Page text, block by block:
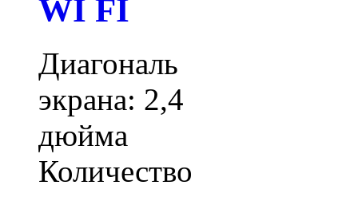
WI FI
Диагональ
экрана: 2,4
дюйма
Количество